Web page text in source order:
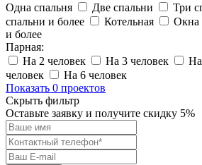
Одна спальня
Две спальни Три
спальни и более
Котельная Окна
и более
Парная:
На 2 человек
На 3 человек На
человек
На 6 человек
Показать 0 проектов
Скрыть фильтр
Оставьте заявку и получите скидку 5%